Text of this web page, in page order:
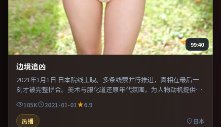
99:40
边境追凶
2021年1月1日 日本院线上映。多条线索并行推进，真相在最后一
刻才被完整拼合。美术与服化道还原年代氛围，为人物动机提供可
信支撑。适合喜欢现实主义题材的观众，情绪后劲较足。
105K 2021-01-01
6.9
热播
日本